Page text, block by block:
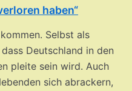
haben“
Selbst als
Deutschland in den
pleite sein wird. Auch
sich abrackern,